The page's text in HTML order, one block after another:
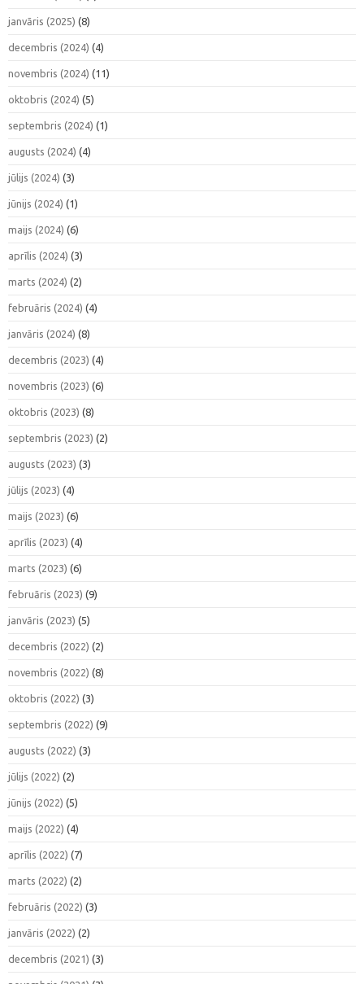
janvāris (2025) (8)
decembris (2024) (4)
novembris (2024) (11)
oktobris (2024) (5)
septembris (2024) (1)
augusts (2024) (4)
jūlijs (2024) (3)
jūnijs (2024) (1)
maijs (2024) (6)
aprīlis (2024) (3)
marts (2024) (2)
februāris (2024) (4)
janvāris (2024) (8)
decembris (2023) (4)
novembris (2023) (6)
oktobris (2023) (8)
septembris (2023) (2)
augusts (2023) (3)
jūlijs (2023) (4)
maijs (2023) (6)
aprīlis (2023) (4)
marts (2023) (6)
februāris (2023) (9)
janvāris (2023) (5)
decembris (2022) (2)
novembris (2022) (8)
oktobris (2022) (3)
septembris (2022) (9)
augusts (2022) (3)
jūlijs (2022) (2)
jūnijs (2022) (5)
maijs (2022) (4)
aprīlis (2022) (7)
marts (2022) (2)
februāris (2022) (3)
janvāris (2022) (2)
decembris (2021) (3)